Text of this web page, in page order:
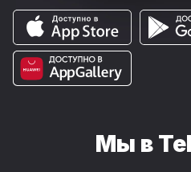
Мы в